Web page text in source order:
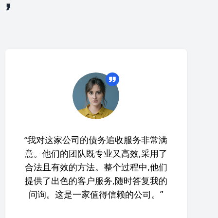
“我对这家公司的债务追收服务非常满
意。他们的团队既专业又高效,采用了
合法且有效的方法。整个过程中,他们
提供了出色的客户服务,随时答复我的
问询。这是一家值得信赖的公司。”